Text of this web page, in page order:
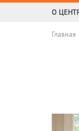
О
Главная